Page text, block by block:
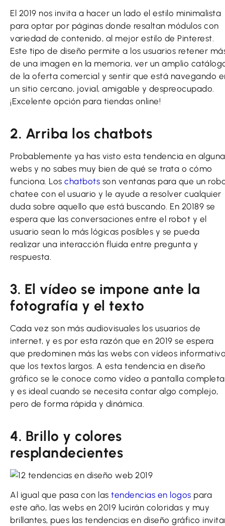
El 2019 nos invita a hacer un lado el estilo minimalista
para optar por páginas donde resaltan módulos con
variedad de contenido, al mejor estilo de Pinterest.
Este tipo de diseño permite a los usuarios retener
de una imagen en la memoria, ver un amplio
de la oferta comercial y sentir que está navegando
un sitio cercano, jovial, amigable y despreocupado.
¡Excelente opción para tiendas online!
2. Arriba los chatbots
Probablemente ya has visto esta tendencia en
webs y no sabes muy bien de qué se trata o cómo
funciona. Los chatbots son ventanas para que un
chatee con el usuario y le ayude a resolver cualquier
duda sobre aquello que está buscando. En 20189 se
espera que las conversaciones entre el robot y el
usuario sean lo más lógicas posibles y se pueda
realizar una interacción fluida entre pregunta y
respuesta.
3. El vídeo se impone ante la
fotografía y el texto
Cada vez son más audiovisuales los usuarios de
internet, y es por esta razón que en 2019 se espera
que predominen más las webs con vídeos
que los textos largos. A esta tendencia en diseño
gráfico se le conoce como vídeo a pantalla completa
y es ideal cuando se necesita contar algo complejo,
pero de forma rápida y dinámica.
4. Brillo y colores
resplandecientes
Al igual que pasa con las tendencias en logos para
este año, las webs en 2019 lucirán coloridas y muy
brillantes, pues las tendencias en diseño gráfico